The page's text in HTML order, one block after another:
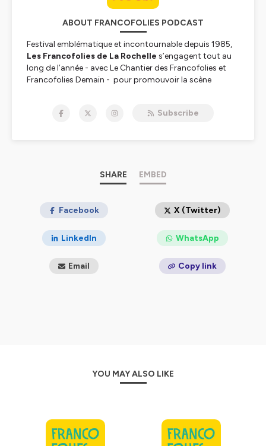
ABOUT FRANCOFOLIES PODCAST
Festival emblématique et incontournable depuis 1985,
Les Francofolies de La Rochelle s’engagent tout au
long de l’année - avecLe Chantier des Francofolies et
Francofolies Demain - pour promouvoir la scène
rencontres et débats autour de divers thématiques et
Hébergé par Ausha. Visitez
ausha.co/politique-de-
pour plus d'informations.
Subscribe
SHARE EMBED
Facebook X (Twitter)
LinkedIn WhatsApp
Email Copy link
YOU MAY ALSO LIKE